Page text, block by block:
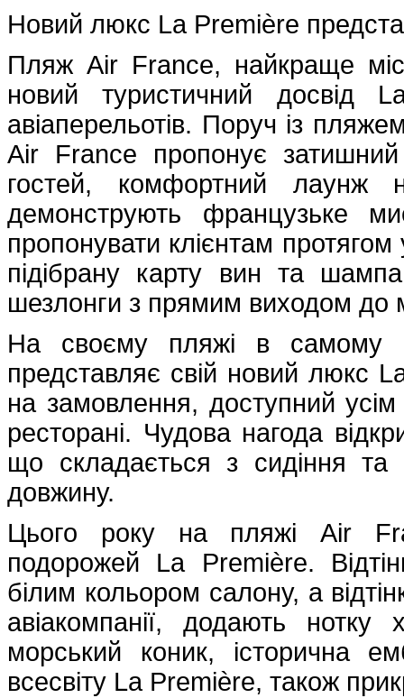
Новий люкс La Première
Пляж Air France, найкраще
новий туристичний досвід
авіаперельотів. Поруч із
Air France пропонує
гостей, комфортний лаунж
демонструють французьке
пропонувати клієнтам протягом
підібрану карту вин та
шезлонги з прямим виходом до
На своєму пляжі в самому
представляє свій новий люкс
на замовлення, доступний
ресторані. Чудова нагода
що складається з сидіння
довжину.
Цього року на пляжі Air
подорожей La Première.
білим кольором салону, а
авіакомпанії, додають нотку
морський коник, історична
всесвіту La Première, також